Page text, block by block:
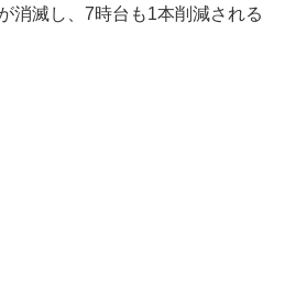
消滅し、7時台も1本削減される